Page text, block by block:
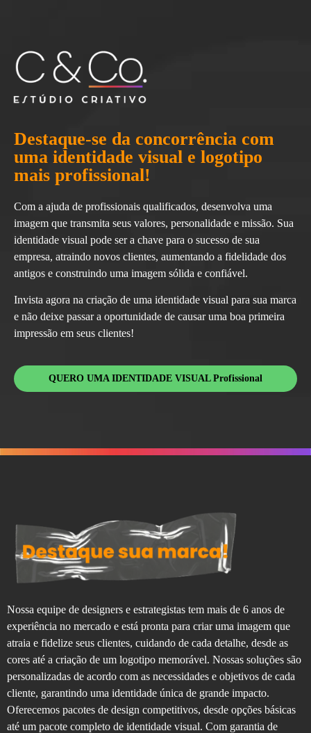
Destaque-se da concorrência com
uma identidade visual e logotipo
mais profissional!
Com a ajuda de profissionais qualificados, desenvolva uma
imagem que transmita seus valores, personalidade e missão. Sua
identidade visual pode ser a chave para o sucesso de sua
empresa, atraindo novos clientes, aumentando a fidelidade dos
antigos e construindo uma imagem sólida e confiável.
Invista agora na criação de uma identidade visual para sua marca
e não deixe passar a oportunidade de causar uma boa primeira
impressão em seus clientes!
QUERO UMA IDENTIDADE VISUAL Profissional
Nossa equipe de designers e estrategistas tem mais de 6 anos de
experiência no mercado e está pronta para criar uma imagem que
atraia e fidelize seus clientes, cuidando de cada detalhe, desde as
cores até a criação de um logotipo memorável. Nossas soluções são
personalizadas de acordo com as necessidades e objetivos de cada
cliente, garantindo uma identidade única de grande impacto.
Oferecemos pacotes de design competitivos, desde opções básicas
até um pacote completo de identidade visual. Com garantia de